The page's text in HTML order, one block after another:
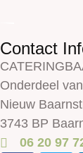
Contact
Onderdeel
Nieuw
3743 BP
06 20 97